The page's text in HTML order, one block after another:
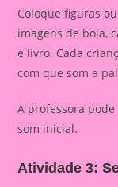
Coloque figuras
imagens de bola,
e livro. Cada
com que som a
A professora
som inicial.
Atividade 3: